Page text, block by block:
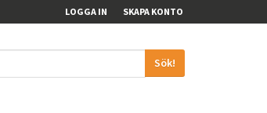
LOGGA IN SKAPA KONTO
Sök!